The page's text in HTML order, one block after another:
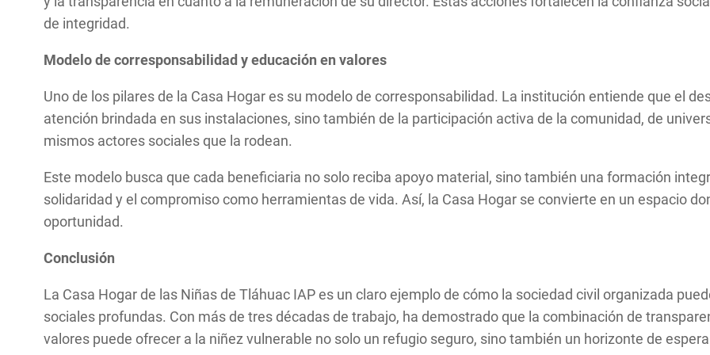
de integridad.
Modelo de corresponsabilidad y educación en valores
Uno de los pilares de la Casa Hogar es su modelo de corresponsabilidad. La institución entiende que el
atención brindada en sus instalaciones, sino también de la participación activa de la comunidad, de
mismos actores sociales que la rodean.
Este modelo busca que cada beneficiaria no solo reciba apoyo material, sino también una formación
solidaridad y el compromiso como herramientas de vida. Así, la Casa Hogar se convierte en un espacio
oportunidad.
Conclusión
La Casa Hogar de las Niñas de Tláhuac IAP es un claro ejemplo de cómo la sociedad civil organizada
sociales profundas. Con más de tres décadas de trabajo, ha demostrado que la combinación de
valores puede ofrecer a la niñez vulnerable no solo un refugio seguro, sino también un horizonte de